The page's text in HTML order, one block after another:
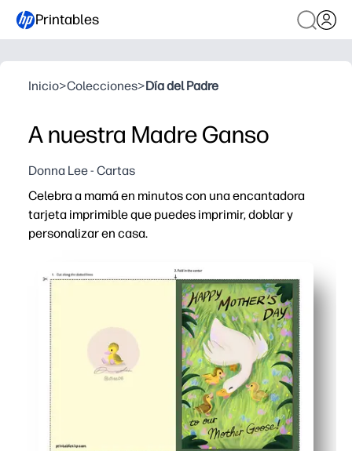
Printables
Inicio>Colecciones>Día del Padre
A nuestra Madre Ganso
Donna Lee - Cartas
Celebra a mamá en minutos con una encantadora
tarjeta imprimible que puedes imprimir, doblar y
personalizar en casa.
Simplicidad sin preparación: imprima en papel
Compromiso impulsado por niños: su hijo puede
Práctico y flexible: perfecto para el Día de la Madre,
Resultados profesionales en casa: las ilustraciones